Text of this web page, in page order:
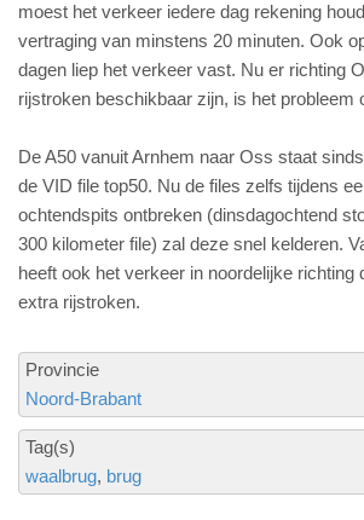
moest het verkeer iedere dag rekening
vertraging van minstens 20 minuten. Ook
dagen liep het verkeer vast. Nu er richting
rijstroken beschikbaar zijn, is het probleem
De A50 vanuit Arnhem naar Oss staat
de VID file top50. Nu de files zelfs tijdens
ochtendspits ontbreken (dinsdagochtend
300 kilometer file) zal deze snel kelderen.
heeft ook het verkeer in noordelijke richting
extra rijstroken.
Provincie
Noord-Brabant
Tag(s)
waalbrug brug